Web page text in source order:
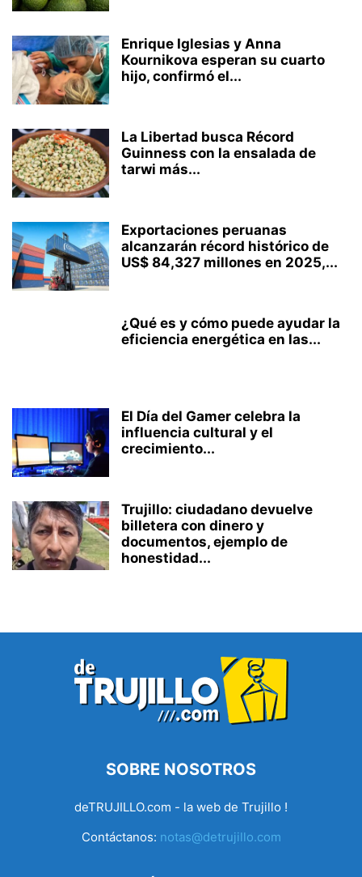
Enrique Iglesias y Anna
Kournikova esperan su cuarto
hijo, confirmó el...
La Libertad busca Récord
Guinness con la ensalada de
tarwi más...
Exportaciones peruanas
alcanzarán récord histórico de
US$ 84,327 millones en 2025,...
¿Qué es y cómo puede ayudar la
eficiencia energética en las...
El Día del Gamer celebra la
influencia cultural y el
crecimiento...
Trujillo: ciudadano devuelve
billetera con dinero y
documentos, ejemplo de
honestidad...
SOBRE NOSOTROS
deTRUJILLO.com - la web de Trujillo !
Contáctanos: notas@detrujillo.com